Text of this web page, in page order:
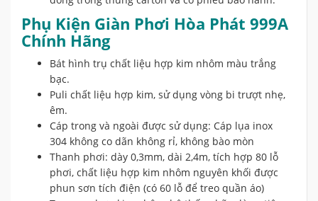
Phụ Kiện Giàn Phơi Hòa Phát 999A
Chính Hãng
Bát hình trụ chất liệu hợp kim nhôm màu trắng
bạc.
Puli chất liệu hợp kim, sử dụng vòng bi trượt nhẹ,
êm.
Cáp trong và ngoài được sử dụng: Cáp lụa inox
304 không co dãn không rỉ, không bào mòn
Thanh phơi: dày 0,3mm, dài 2,4m, tích hợp 80 lỗ
phơi, chất liệu hợp kim nhôm nguyên khối được
phun sơn tích điện (có 60 lỗ để treo quần áo)